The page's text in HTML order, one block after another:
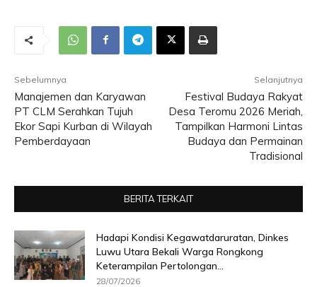
Sebelumnya
Manajemen dan Karyawan
PT CLM Serahkan Tujuh
Ekor Sapi Kurban di Wilayah
Pemberdayaan
Selanjutnya
Festival Budaya Rakyat
Desa Teromu 2026 Meriah,
Tampilkan Harmoni Lintas
Budaya dan Permainan
Tradisional
BERITA TERKAIT
Hadapi Kondisi Kegawatdaruratan, Dinkes
Luwu Utara Bekali Warga Rongkong
Keterampilan Pertolongan...
28/07/2026